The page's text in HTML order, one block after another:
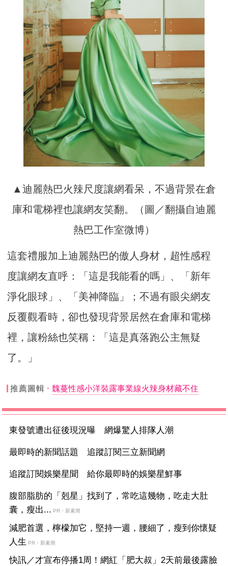
▲迪麗熱巴火辣尺度讓網看呆，不過背景在倉
庫和電梯裡也讓網友笑翻。（圖／翻攝自迪麗
熱巴工作室微博）
這套禮服加上迪麗熱巴的傲人身材，超性感程
度讓網友直呼：「這是我能看的嗎」、「新年
淨化眼球」、「美神降臨」；不過有眼尖網友
反覆觀看時，卻也發現背景居然在倉庫和電梯
裡，讓粉絲也笑稱：「這是真落跑公主無疑
了。」
推薦圖輯 魏蔓性感小洋裝露事業線火辣身材藏不住
東發號遭出征後現況曝 網爆驚人排隊人潮
最即時的新聞話題 追蹤訂閱三立新聞網
追蹤訂閱娛樂星聞 給你最即時的娛樂星鮮事
腹部脂肪的「剋星」找到了，常吃這幾物，吃走大肚
囊，瘦出... PR・新素簡
減肥首選，檸檬加它，堅持一週，腰細了，瘦到你懷疑
人生 PR・新素簡
快訊／才宣布停播1周！網紅「肥大叔」2天前最後露臉